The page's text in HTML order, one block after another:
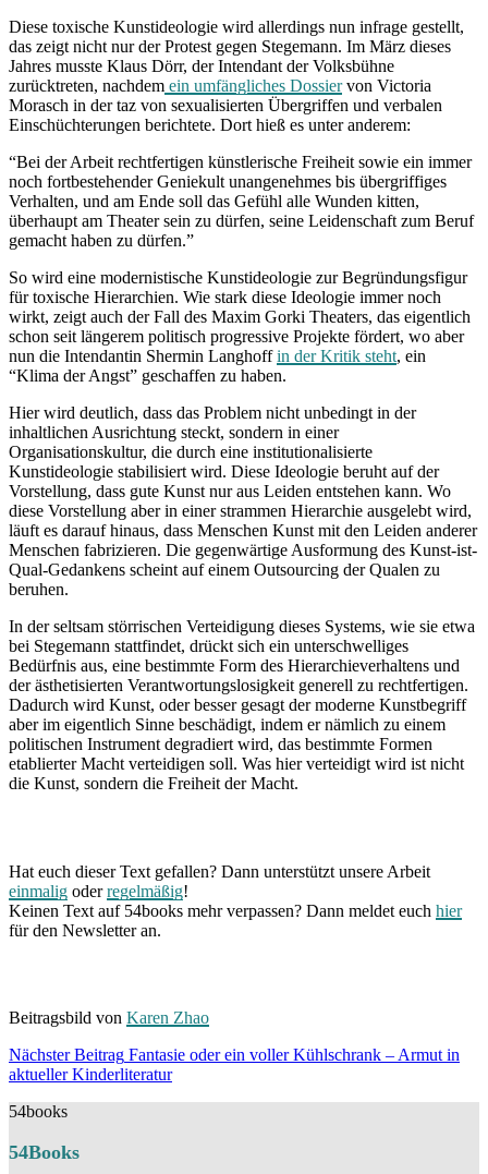
Diese toxische Kunstideologie wird allerdings nun infrage gestellt,
das zeigt nicht nur der Protest gegen Stegemann. Im März dieses
Jahres musste Klaus Dörr, der Intendant der Volksbühne
zurücktreten, nachdem ein umfängliches Dossiervon Victoria
Morasch in der taz von sexualisierten Übergriffen und verbalen
Einschüchterungen berichtete. Dort hieß es unter anderem:
“Bei der Arbeit rechtfertigen künstlerische Freiheit sowie ein immer
noch fortbestehender Geniekult unangenehmes bis übergriffiges
Verhalten, und am Ende soll das Gefühl alle Wunden kitten,
überhaupt am Theater sein zu dürfen, seine Leidenschaft zum Beruf
gemacht haben zu dürfen.”
So wird eine modernistische Kunstideologie zur Begründungsfigur
für toxische Hierarchien. Wie stark diese Ideologie immer noch
wirkt, zeigt auch der Fall des Maxim Gorki Theaters, das eigentlich
schon seit längerem politisch progressive Projekte fördert, wo aber
nun die Intendantin Shermin Langhoffin der Kritik steht, ein
“Klima der Angst” geschaffen zu haben.
Hier wird deutlich, dass das Problem nicht unbedingt in der
inhaltlichen Ausrichtung steckt, sondern in einer
Organisationskultur, die durch eine institutionalisierte
Kunstideologie stabilisiert wird. Diese Ideologie beruht auf der
Vorstellung, dass gute Kunst nur aus Leiden entstehen kann. Wo
diese Vorstellung aber in einer strammen Hierarchie ausgelebt wird,
läuft es darauf hinaus, dass Menschen Kunst mit den Leiden anderer
Menschen fabrizieren. Die gegenwärtige Ausformung des Kunst-ist-
Qual-Gedankens scheint auf einem Outsourcing der Qualen zu
beruhen.
In der seltsam störrischen Verteidigung dieses Systems, wie sie etwa
bei Stegemann stattfindet, drückt sich ein unterschwelliges
Bedürfnis aus, eine bestimmte Form des Hierarchieverhaltens und
der ästhetisierten Verantwortungslosigkeit generell zu rechtfertigen.
Dadurch wird Kunst, oder besser gesagt der moderne Kunstbegriff
aber im eigentlich Sinne beschädigt, indem er nämlich zu einem
politischen Instrument degradiert wird, das bestimmte Formen
etablierter Macht verteidigen soll. Was hier verteidigt wird ist nicht
die Kunst, sondern die Freiheit der Macht.
Hat euch dieser Text gefallen? Dann unterstützt unsere Arbeit
einmalig oderregelmäßig!
Keinen Text auf 54books mehr verpassen? Dann meldet euch hier
für den Newsletter an.
Beitragsbild von Karen Zhao
Beitragsnavigation
Nächster Beitrag Fantasie oder ein voller Kühlschrank – Armut in
aktueller KinderliteraturNächster
54books
54Books